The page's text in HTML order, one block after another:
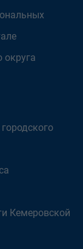
округа
Кемеровской